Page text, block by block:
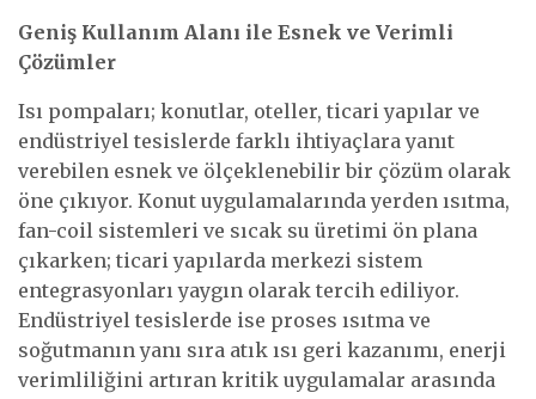
Geniş Kullanım Alanı ile Esnek ve Verimli
Çözümler
Isı pompaları; konutlar, oteller, ticari yapılar ve
endüstriyel tesislerde farklı ihtiyaçlara yanıt
verebilen esnek ve ölçeklenebilir bir çözüm olarak
öne çıkıyor. Konut uygulamalarında yerden ısıtma,
fan-coil sistemleri ve sıcak su üretimi ön plana
çıkarken; ticari yapılarda merkezi sistem
entegrasyonları yaygın olarak tercih ediliyor.
Endüstriyel tesislerde ise proses ısıtma ve
soğutmanın yanı sıra atık ısı geri kazanımı, enerji
verimliliğini artıran kritik uygulamalar arasında